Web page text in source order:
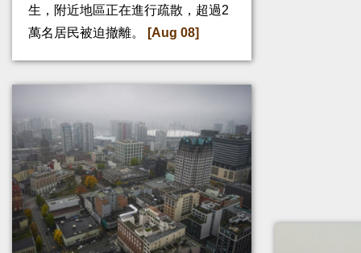
生，附近地區正在進行疏散，超過2
萬名居民被迫撤離。
[Aug 08]